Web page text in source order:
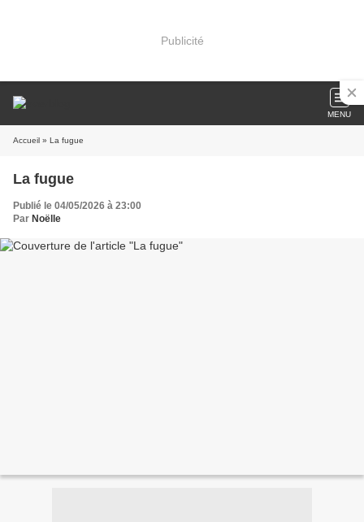
Publicité
MENU
Accueil » La fugue
La fugue
Publié le 04/05/2026 à 23:00
Par Noëlle